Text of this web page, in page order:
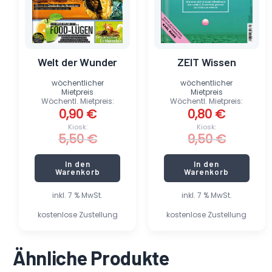
inkl. 7 % MwSt.
kostenlose Zustellung
Welt der Wunder
Kiosk:
5,50€
Wöchentl. Mietpreis:
0,90 €
wöchentlicher
Mietpreis
In den
Warenkorb
inkl. 7 % MwSt.
kostenlose Zustellung
ZEIT Wissen
Kiosk:
9,50€
Wöchentl. Mietpreis:
0,80 €
wöchentlicher
Mietpreis
In den
Warenkorb
Ähnliche Produkte